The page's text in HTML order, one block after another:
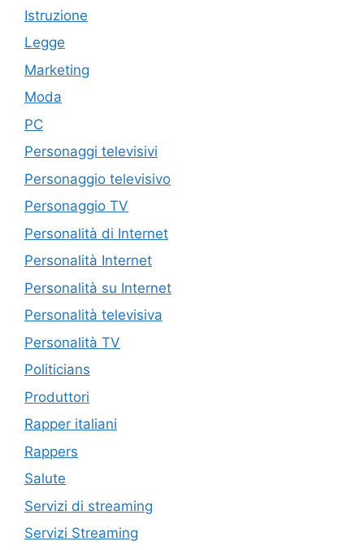
Istruzione
Legge
Marketing
Moda
PC
Personaggi televisivi
Personaggio televisivo
Personaggio TV
Personalità di Internet
Personalità Internet
Personalità su Internet
Personalità televisiva
Personalità TV
Politicians
Produttori
Rapper italiani
Rappers
Salute
Servizi di streaming
Servizi Streaming